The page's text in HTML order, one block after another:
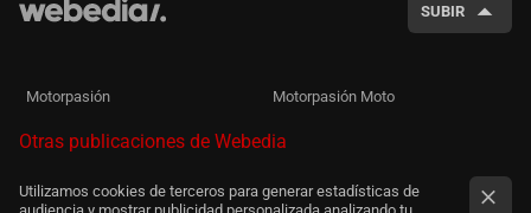
SUBIR
Motorpasión Motorpasión Moto
Otras publicaciones de Webedia
Utilizamos cookies de terceros para generar estadísticas de